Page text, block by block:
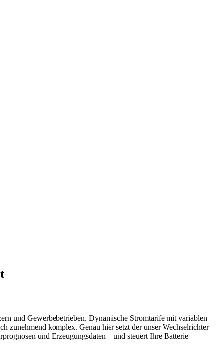
und Gewerbebetrieben. Dynamische Stromtarife mit variablen
zunehmend komplex. Genau hier setzt der unser Wechselrichter
und Erzeugungsdaten – und steuert Ihre Batterie